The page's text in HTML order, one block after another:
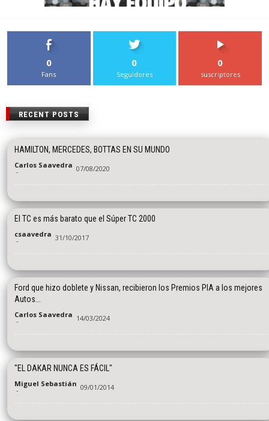
0
Fans
0
Seguidores
0
suscriptores
RECENT POSTS
HAMILTON, MERCEDES, BOTTAS EN SU MUNDO
Carlos Saavedra
- 07/08/2020
El TC es más barato que el Súper TC 2000
csaavedra
- 31/10/2017
Ford que hizo doblete y Nissan, recibieron los Premios PIA a los mejores
Autos...
Carlos Saavedra
- 14/03/2024
"EL DAKAR NUNCA ES FÁCIL"
Miguel Sebastián
- 09/01/2014